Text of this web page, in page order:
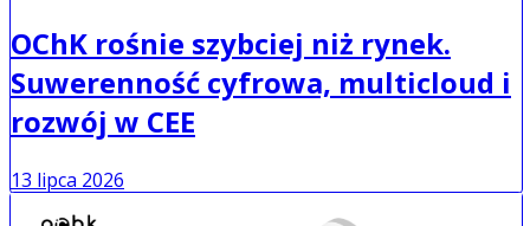
OChK rośnie szybciej niż rynek.
Suwerenność cyfrowa, multicloud i
rozwój w CEE
13 lipca 2026